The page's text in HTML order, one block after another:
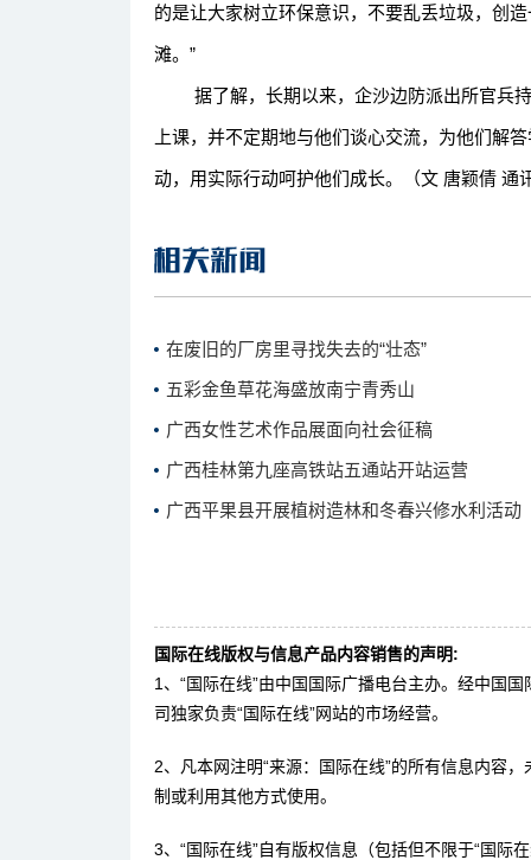
的是让大家树立环保意识，不要乱丢垃圾，创
滩。”
据了解，长期以来，企沙边防派出所官兵持
上课，并不定期地与他们谈心交流，为他们解
动，用实际行动呵护他们成长。（文 唐颖倩 通
在废旧的厂房里寻找失去的“壮态”
五彩金鱼草花海盛放南宁青秀山
广西女性艺术作品展面向社会征稿
广西桂林第九座高铁站五通站开站运营
广西平果县开展植树造林和冬春兴修水利活动
国际在线版权与信息产品内容销售的声明:
1、“国际在线”由中国国际广播电台主办。经中国
司独家负责“国际在线”网站的市场经营。
2、凡本网注明“来源：国际在线”的所有信息内容
制或利用其他方式使用。
3、“国际在线”自有版权信息（包括但不限于“国际